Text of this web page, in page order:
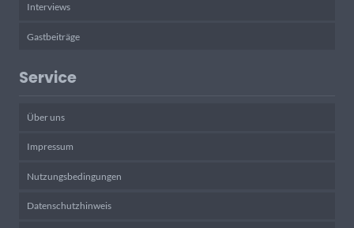
Interviews
Gastbeiträge
Service
Über uns
Impressum
Nutzungsbedingungen
Datenschutzhinweis